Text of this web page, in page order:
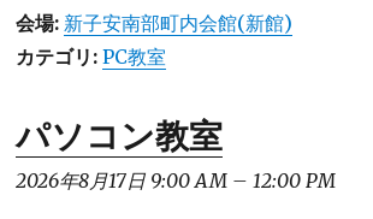
会場: 新子安南部町内会館(新館)
カテゴリ: PC教室
パソコン教室
2026年8月17日 9:00 AM– 12:00 PM